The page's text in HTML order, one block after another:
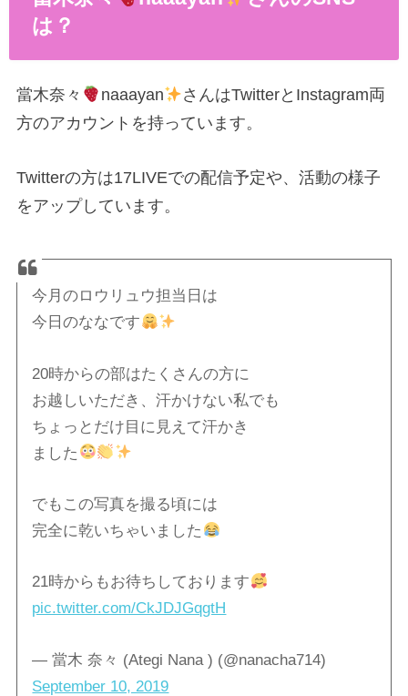
は？
當木奈々 naaayan
さんはTwitterとInstagram両
方のアカウントを持っています。
Twitterの方は17LIVEでの配信予定や、活動の様子
をアップしています。
今月のロウリュウ担当日は
今日のななです
20時からの部はたくさんの方に
お越しいただき、汗かけない私でも
ちょっとだけ目に見えて汗かき
ました
でもこの写真を撮る頃には
完全に乾いちゃいました
21時からもお待ちしております
pic.twitter.com/CkJDJGqgtH
— 當木 奈々 (Ategi Nana ) (@nanacha714)
September 10, 2019